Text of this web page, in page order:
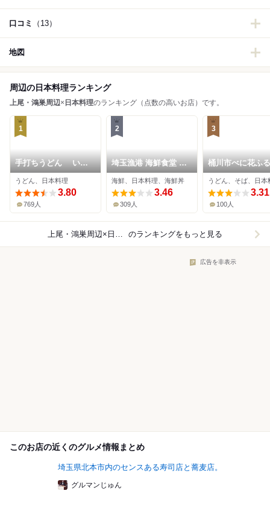
口コミ （13）
地図
周辺の日本料理ランキング
上尾・鴻巣周辺× 日本料理のランキング（点数の高いお店）です。
1
手打ちうどん いし
づか
うどん、日本料理
3.80
769人
2
埼玉漁港 海鮮食堂 そ
うま水産 上尾店
海鮮、日本料理、海鮮丼
3.46
309人
3
桶川市べに花ふ
館
うどん、そば、日本
3.31
100人
上尾・鴻巣周辺×日本料理 のランキングをもっと見る
広告を非表示
このお店の近くのグルメ情報まとめ
埼玉県北本市内のセンスある寿司店と蕎麦店。
グルマンじゅん